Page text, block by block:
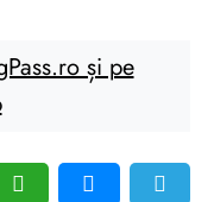
și pe